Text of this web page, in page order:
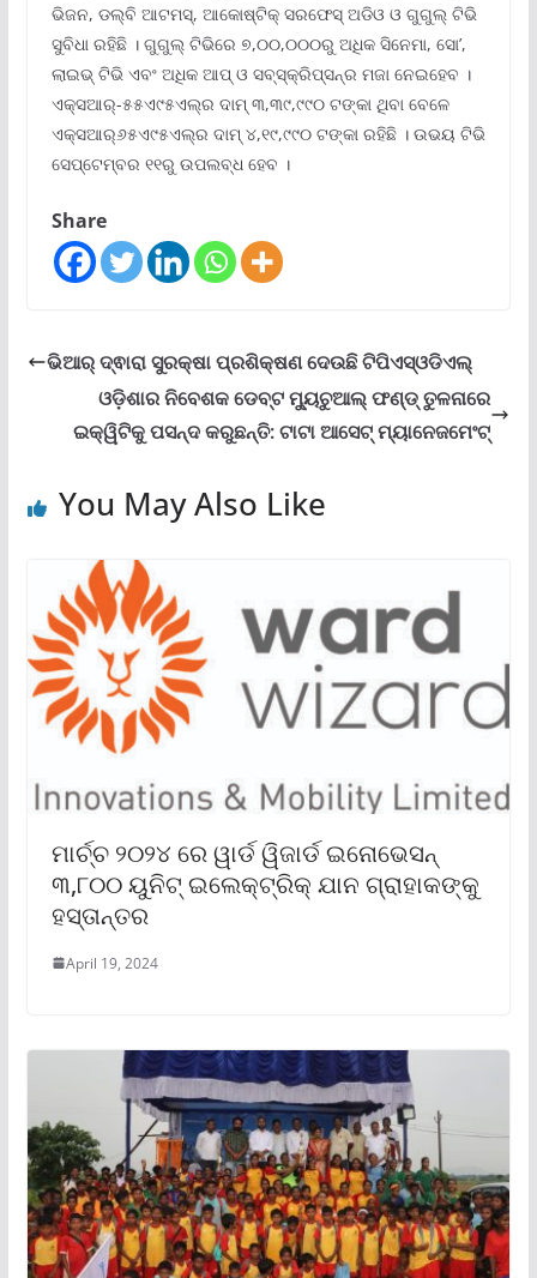
ଭିଜନ, ଡଲ୍‌ବି ଆଟମସ୍‌, ଆକୋଷ୍ଟିକ୍ ସରଫେସ୍ ଅଡିଓ ଓ ଗୁଗୁଲ୍ ଟିଭି
ସୁବିଧା ରହିଛି । ଗୁଗୁଲ୍ ଟିଭିରେ ୭,୦୦,୦୦୦ରୁ ଅଧିକ ସିନେମା, ସୋ’,
ଲାଇଭ୍ ଟିଭି ଏବଂ ଅଧିକ ଆପ୍ ଓ ସବ୍‌ସ୍କ୍ରିପ୍‌ସନ୍‌ର ମଜା ନେଇହେବ ।
ଏକ୍ସଆର୍‌-୫୫ଏ୯୫ଏଲ୍‌ର ଦାମ୍ ୩,୩୯,୯୯୦ ଟଙ୍କା ଥିବା ବେଳେ
ଏକ୍ସଆର୍‌୬୫ଏ୯୫ଏଲ୍‌ର ଦାମ୍ ୪,୧୯,୯୯୦ ଟଙ୍କା ରହିଛି । ଉଭୟ ଟିଭି
ସେପ୍ଟେମ୍ବର ୧୧ରୁ ଉପଲବ୍ଧ ହେବ ।
Share
ଭିଆର୍ ଦ୍ଵାରା ସୁରକ୍ଷା ପ୍ରଶିକ୍ଷଣ ଦେଉଛି ଟିପିଏସ୍ଓଡିଏଲ୍
ଓଡ଼ିଶାର ନିବେଶକ ଡେବ୍‌ଟ ମ୍ୟୁଚୁଆଲ୍ ଫଣ୍ଡ୍ ତୁଳନାରେ
ଇକ୍ୱିଟିକୁ ପସନ୍ଦ କରୁଛନ୍ତି: ଟାଟା ଆସେଟ୍ ମ୍ୟାନେଜମେଂଟ୍‌
You May Also Like
ମାର୍ଚ୍ଚ ୨୦୨୪ ରେ ୱାର୍ଡ ୱିଜାର୍ଡ ଇନୋଭେସନ୍
୩,୮୦୦ ୟୁନିଟ୍ ଇଲେକ୍ଟ୍ରିକ୍ ଯାନ ଗ୍ରାହାକଙ୍କୁ
ହସ୍ତାନ୍ତର
April 19, 2024